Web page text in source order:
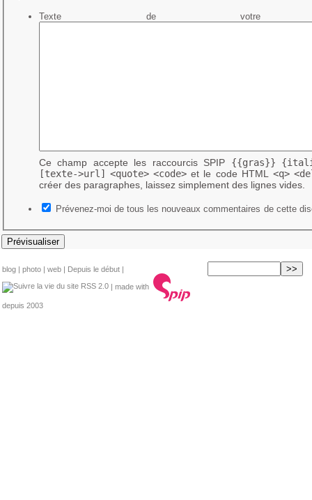
Texte de votre
Ce champ accepte les raccourcis SPIP {{gras}}
[texte->url]
<quote> <code>et le code HTML <q>
créer des paragraphes, laissez simplement des lignes vides.
Prévenez-moi de tous les nouveaux commentaires de cette
blog | photo | web | Depuis le début |
RSS 2.0 | made with
depuis 2003